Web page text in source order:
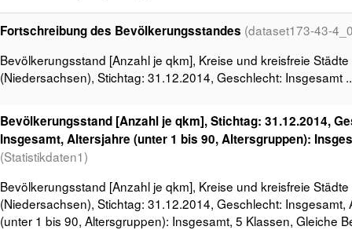
Fortschreibung des Bevölkerungsstandes (dataset173-43-
Bevölkerungsstand [Anzahl je qkm], Kreise und kreisfreie Städte
(Niedersachsen), Stichtag: 31.12.2014, Geschlecht: Insgesamt
Bevölkerungsstand [Anzahl je qkm], Stichtag: 31.12.2014,
Insgesamt, Altersjahre (unter 1 bis 90, Altersgruppen):
(Statistikdaten1)
Bevölkerungsstand [Anzahl je qkm], Kreise und kreisfreie Städte
(Niedersachsen), Stichtag: 31.12.2014, Geschlecht: Insgesamt,
(unter 1 bis 90, Altersgruppen): Insgesamt, 5 Klassen, Gleiche